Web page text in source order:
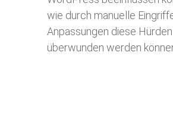
wie durch manuelle
Anpassungen diese Hürden
überwunden werden